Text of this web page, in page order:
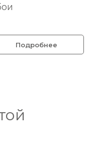
Подробнее